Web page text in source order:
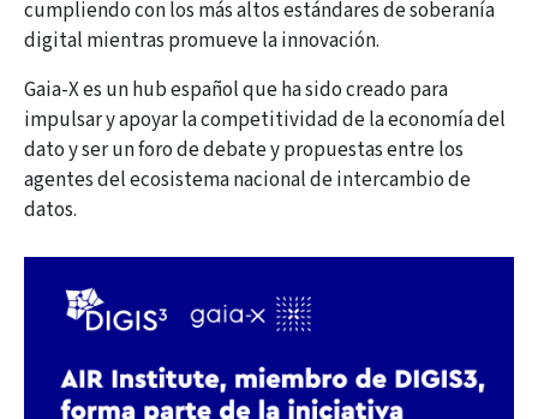
cumpliendo con los más altos estándares de soberanía
digital mientras promueve la innovación.
Gaia-X es un hub español que ha sido creado para
impulsar y apoyar la competitividad de la economía del
dato y ser un foro de debate y propuestas entre los
agentes del ecosistema nacional de intercambio de
datos.